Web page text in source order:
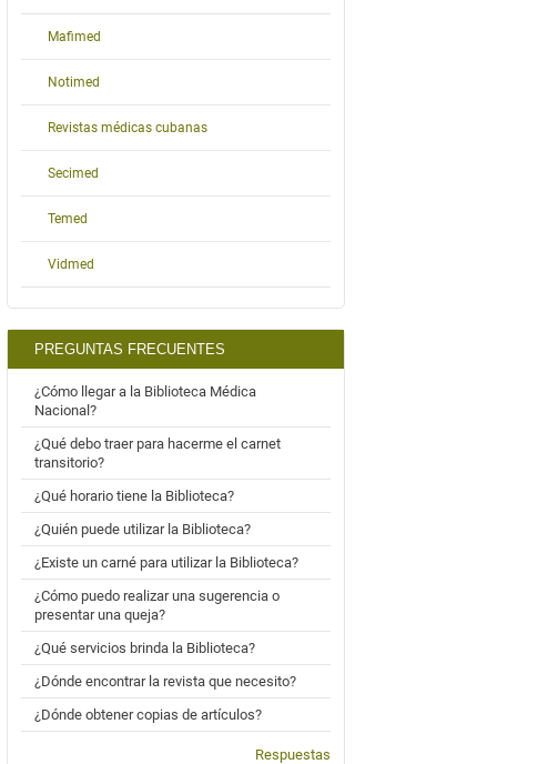
Mafimed
Notimed
Revistas médicas cubanas
Secimed
Temed
Vidmed
PREGUNTAS FRECUENTES
¿Cómo llegar a la Biblioteca Médica
Nacional?
¿Qué debo traer para hacerme el carnet
transitorio?
¿Qué horario tiene la Biblioteca?
¿Quién puede utilizar la Biblioteca?
¿Existe un carné para utilizar la Biblioteca?
¿Cómo puedo realizar una sugerencia o
presentar una queja?
¿Qué servicios brinda la Biblioteca?
¿Dónde encontrar la revista que necesito?
¿Dónde obtener copias de artículos?
Respuestas